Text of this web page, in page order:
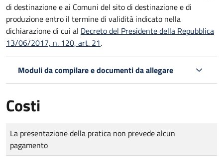
di destinazione e ai Comuni del sito di destinazione e di
produzione entro il termine di validità indicato nella
dichiarazione di cui al Decreto del Presidente della Repubblica
13/06/2017, n. 120, art. 21.
Moduli da compilare e documenti da allegare
Costi
Tipo di pagamento
Importo
La presentazione della pratica non prevede alcun
pagamento